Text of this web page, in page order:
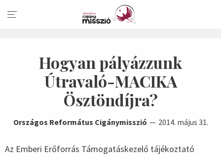
Hogyan pályázzunk
Útravaló-MACIKA
Ösztöndíjra?
Országos Református Cigánymisszió 2014. május 31.
Az Emberi Erőforrás Támogatáskezelő tájékoztató